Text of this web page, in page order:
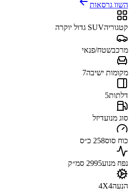
השוו גרסאות
קטגוריהSUV גדול יוקרה
מרכבשטח/פנאי
מקומות ישיבה7
דלתות5
סוג מנועדיזל
כוח סוס258 כ״ס
נפח מנוע2995 סמ״ק
הנעה4X4